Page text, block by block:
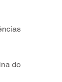
do